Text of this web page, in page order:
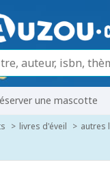
une mascotte
livres d'éveil autres